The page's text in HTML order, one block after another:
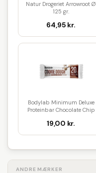
Natur Drogeriet Arrowroot Ø
125 gr.
64,95 kr.
Bodylab Minimum Deluxe
Proteinbar Chocolate Chip
19,00 kr.
ANDRE MÆRKER